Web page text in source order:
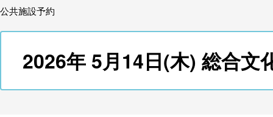
公共施設予約
2026年 5月14日(木) 総合